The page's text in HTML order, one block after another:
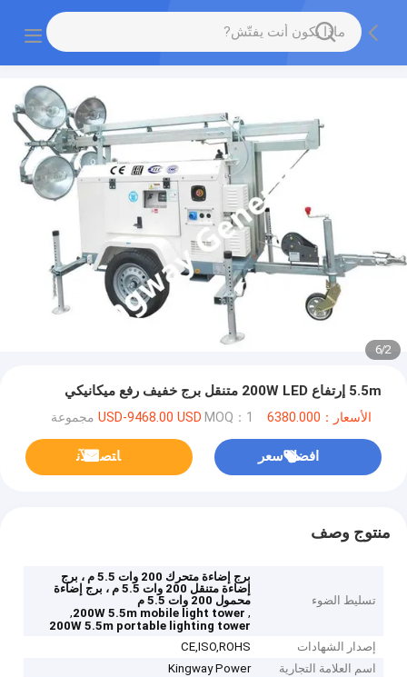
2
/
6
5.5m إرتفاع 200W LED متنقل برج خفيف رفع ميكانيكي
الأسعار：6380.000 USD-9468.00 USD MOQ：1 مجموعة
افضل سعر ﺎﺘﺼﻟ ﺍﻶﻧ
منتوج وصف
تسليط الضوء
برج إضاءة متحرك 200 وات 5.5 م ، برج
إضاءة متنقل 200 وات 5.5 م ، برج إضاءة
محمول 200 وات 5.5 م
,
200W 5.5m mobile light tower
,
200W 5.5m portable lighting tower
إصدار الشهادات
CE,ISO,ROHS
اسم العلامة التجارية
Kingway Power